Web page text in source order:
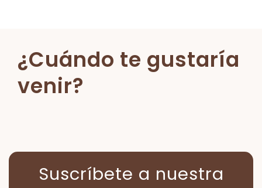
¿Cuándo te gustaría
venir?
Suscríbete a nuestra